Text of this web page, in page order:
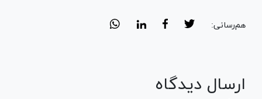
هم‌رسانی:
ارسال دیدگاه